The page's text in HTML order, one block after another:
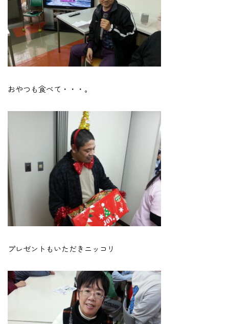
おやつも食べて・・・。
プレゼントもいただきニッコリ